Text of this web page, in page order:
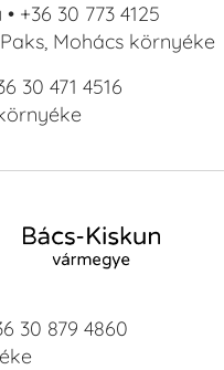
• +36 30 773 4125
Mohács környéke
30 471 4516
30 879 4860